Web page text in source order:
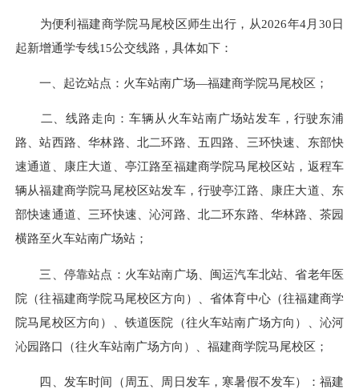
为便利福建商学院马尾校区师生出行，从2026年4月30日
起新增通学专线15公交线路，具体如下：
一、起讫站点：火车站南广场—福建商学院马尾校区；
二、线路走向：车辆从火车站南广场站发车，行驶东浦
路、站西路、华林路、北二环路、五四路、三环快速、东部快
速通道、康庄大道、亭江路至福建商学院马尾校区站，返程车
辆从福建商学院马尾校区站发车，行驶亭江路、康庄大道、东
部快速通道、三环快速、沁河路、北二环东路、华林路、茶园
横路至火车站南广场站；
三、停靠站点：火车站南广场、闽运汽车北站、省老年医
院（往福建商学院马尾校区方向）、省体育中心（往福建商学
院马尾校区方向）、铁道医院（往火车站南广场方向）、沁河
沁园路口（往火车站南广场方向）、福建商学院马尾校区；
四、发车时间（周五、周日发车，寒暑假不发车）：福建